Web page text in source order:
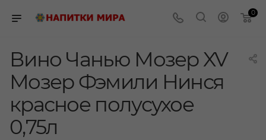
0
Вино Чанью Мозер XV
Мозер Фэмили Нинся
красное полусухое
0,75л